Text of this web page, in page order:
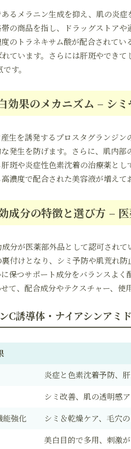
るメラニン生成を抑え、肌の炎
の商品を指し、ドラッグストア
のトラネキサム酸が配合されて
ています。さらには肝斑やでき
す。
効果のメカニズム – シ
生を誘発するプロスタグランジ
発生を防げます。さらに、肌内
斑や炎症性色素沈着の治療薬と
濃度で配合された美容液が増えて
成分の特徴と選び方 –
分が医薬部外品として認可され
付けとなり、シミ予防や肌荒れ
保つサポート成分をバランスよ
て、配合成分やテクスチャー、使
誘導体・ナイアシンアミ
炎症と色素沈着予防、
シミ改善、肌の透明感
能強化
シミ＆乾燥ケア、毛穴
美白目的で多用、刺激